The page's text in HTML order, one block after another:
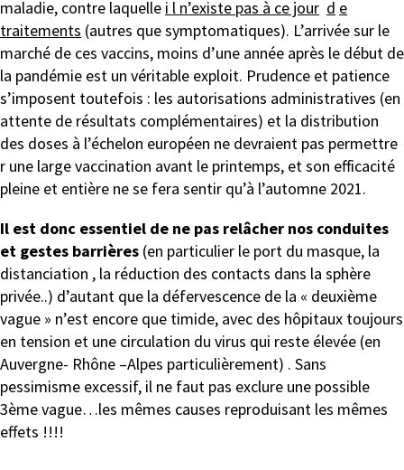
maladie, contre laquelle i l n’existe pas à ce jour d e
traitements (autres que symptomatiques). L’arrivée sur le
marché de ces vaccins, moins d’une année après le début de
la pandémie est un véritable exploit. Prudence et patience
s’imposent toutefois : les autorisations administratives (en
attente de résultats complémentaires) et la distribution
des doses à l’échelon européen ne devraient pas permettre
r une large vaccination avant le printemps, et son efficacité
pleine et entière ne se fera sentir qu’à l’automne 2021.
Il est donc essentiel de ne pas relâcher nos conduites
et gestes barrières (en particulier le port du masque, la
distanciation , la réduction des contacts dans la sphère
privée..) d’autant que la défervescence de la « deuxième
vague » n’est encore que timide, avec des hôpitaux toujours
en tension et une circulation du virus qui reste élevée (en
Auvergne- Rhône –Alpes particulièrement) . Sans
pessimisme excessif, il ne faut pas exclure une possible
3ème vague…les mêmes causes reproduisant les mêmes
effets !!!!